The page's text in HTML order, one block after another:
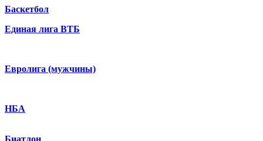
Баскетбол
Единая лига ВТБ
Евролига (мужчины)
НБА
Биатлон